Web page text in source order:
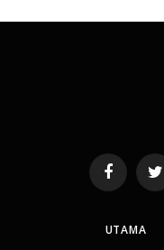
Facebook
UTAMA